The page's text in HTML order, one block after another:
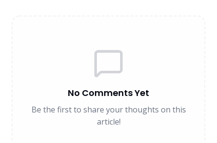
No Comments Yet
Be the first to share your thoughts on this
article!